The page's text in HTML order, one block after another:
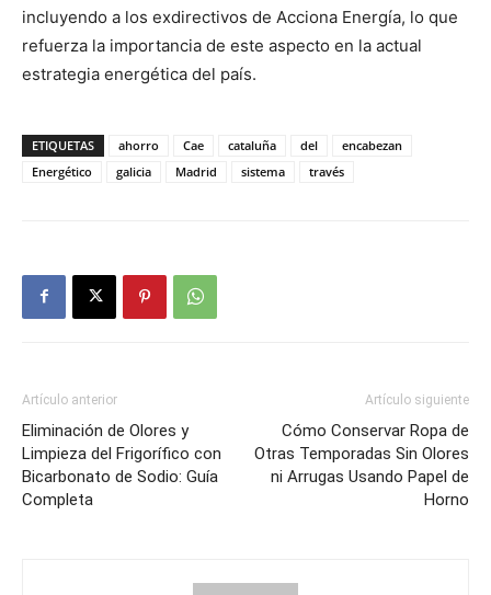
incluyendo a los exdirectivos de Acciona Energía, lo que
refuerza la importancia de este aspecto en la actual
estrategia energética del país.
ETIQUETAS ahorro Cae cataluña del
encabezan
Energético
galicia Madrid sistema través
Artículo anterior
Eliminación de Olores y
Limpieza del Frigorífico con
Bicarbonato de Sodio: Guía
Completa
Artículo siguiente
Cómo Conservar Ropa de
Otras Temporadas Sin Olores
ni Arrugas Usando Papel de
Horno